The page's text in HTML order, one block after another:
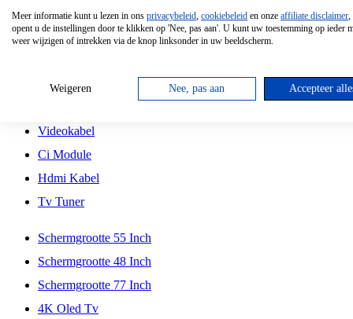
Hd Led Tv
Antennekabel
Videokabel
Ci Module
Hdmi Kabel
Tv Tuner
Schermgrootte 55 Inch
Schermgrootte 48 Inch
Schermgrootte 77 Inch
4K Oled Tv
Meer informatie kunt u lezen in ons privacybeleid, cookiebeleid en onze affiliate disclaimer,
opent u de instellingen door te klikken op 'Nee, pas aan'. U kunt uw toestemming op ieder
weer wijzigen of intrekken via de knop linksonder in uw beeldscherm.
Weigeren Nee, pas aan Accepteer